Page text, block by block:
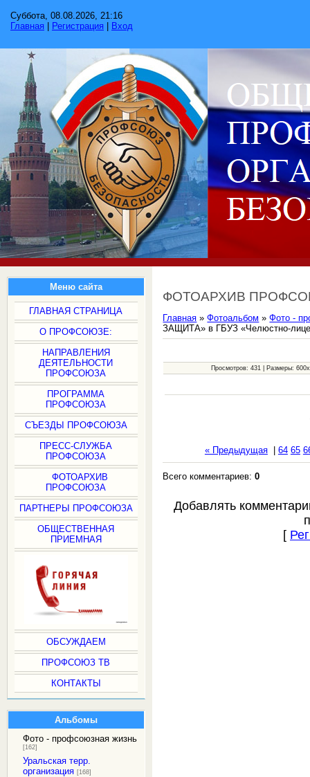
Суббота, 08.08.2026, 21:16
Главная
Регистрация Вход
Меню сайта
ГЛАВНАЯ СТРАНИЦА
О ПРОФСОЮЗЕ:
НАПРАВЛЕНИЯ
ДЕЯТЕЛЬНОСТИ
ПРОФСОЮЗА
ПРОГРАММА
ПРОФСОЮЗА
СЪЕЗДЫ ПРОФСОЮЗА
ПРЕСС-СЛУЖБА
ПРОФСОЮЗА
ФОТОАРХИВ
ПРОФСОЮЗА
ПАРТНЕРЫ ПРОФСОЮЗА
ОБЩЕСТВЕННАЯ
ПРИЕМНАЯ
ОБСУЖДАЕМ
ПРОФСОЮЗ ТВ
КОНТАКТЫ
Альбомы
Фото - профсоюзная жизнь
[162]
Уральская терр.
организация [168]
ФОТОАРХИВ
Главная »Фотоальбом »Фото -
ЗАЩИТА» в ГБУЗ «Челюстно-
Просмотров: 431 | Размеры:
« Предыдущая| 64 65
Всего комментариев:0
Добавлять
[